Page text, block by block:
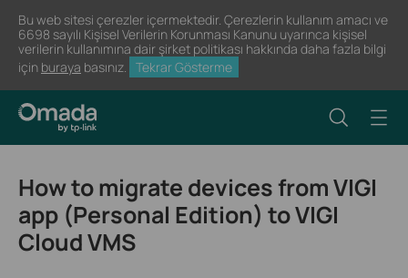
Bu web sitesi çerezler içermektedir. Çerezlerin kullanım amacı ve
6698 sayılı Kişisel Verilerin Korunması Kanunu uyarınca kişisel
verilerin kullanımına dair şirket politikası hakkında daha fazla bilgi
için buraya basınız. Tekrar Gösterme
How to migrate devices from VIGI
app (Personal Edition) to VIGI
Cloud VMS